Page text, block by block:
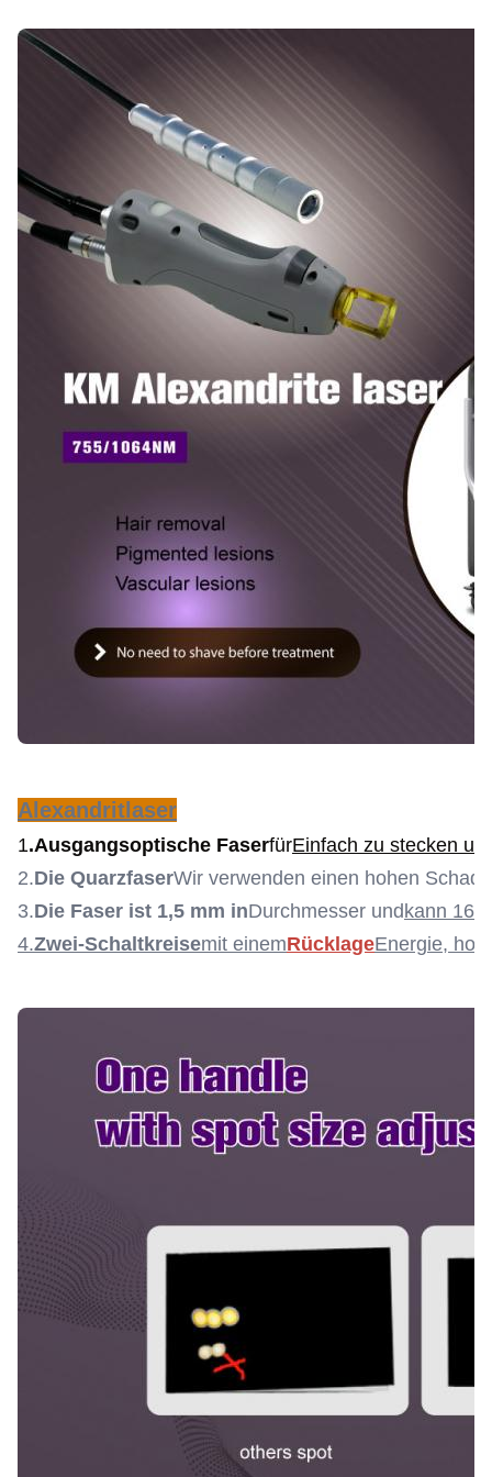
Alexandritlasermaschine
Alexandritlaser
1.Ausgangsoptische FaserfürEinfach zu stecken
2.Die QuarzfaserWir verwenden einen hohen
3.Die Faser ist 1,5 mm inDurchmesser und kann
4.Zwei-Schaltkreisemit einemRücklageEnergie,